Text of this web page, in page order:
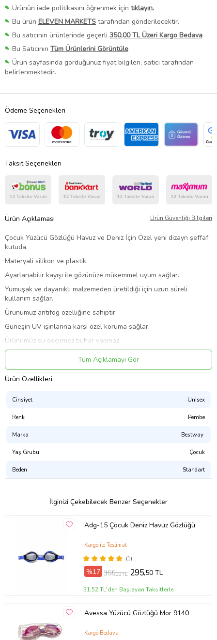
Ürünün iade politikasını öğrenmek için tıklayın.
Bu ürün ELEVEN MARKETS tarafından gönderilecektir.
Bu satıcının ürünlerinde geçerli 350,00 TL Üzeri Kargo Bedava
Bu Satıcının Tüm Ürünlerini Görüntüle
Ürün sayfasında gördüğünüz fiyat bilgileri, satıcı tarafından
belirlenmektedir.
Ödeme Seçenekleri
Taksit Seçenekleri
Ürün Açıklaması Ürün Güvenliği Bilgileri
Çocuk Yüzücü Gözlüğü Havuz ve Deniz İçin Özel yeni dizayn şeffaf
kutuda.
Materyali silikon ve plastik.
Ayarlanabilir kayışı ile gözünüze mükemmel uyum sağlar.
Yumuşak ve dayanıklı malzemeden üretildiği için uzun süreli
kullanım sağlar.
Ürünümüz antifog özelliğine sahiptir.
Güneşin UV ışınlarına karşı özel koruma sağlar.
Ürünümüz su geçirmez buhar yapmaz.
Kullanım alanları: kulüplerde, okullarda ve reaktif kullanıma
Ürün Kodu:kcm23594857
Tüm Açıklamayı Gör
Ürün Özellikleri
Cinsiyet Unisex
Renk Pembe
Marka Bestway
Yaş Grubu Çocuk
Beden Standart
İlginizi Çekebilecek Benzer Seçenekler
Adg-15 Çocuk Deniz Havuz Gözlüğü
(1)
Kargo ile Teslimat
%17 355,00 TL 295,50 TL
31,52 TL'den Başlayan Taksitlerle
Avessa Yüzücü Gözlüğü Mor 9140
Kargo Bedava